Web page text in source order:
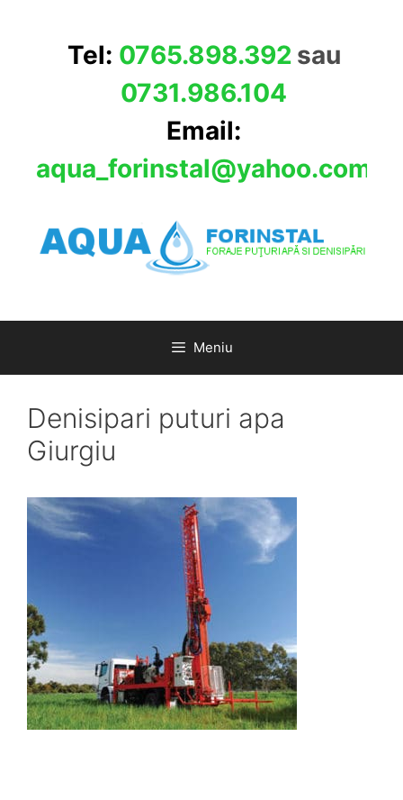
Tel: 0765.898.392 sau
0731.986.104
Email:
aqua_forinstal@yahoo.com
Meniu
Denisipari puturi apa
Giurgiu